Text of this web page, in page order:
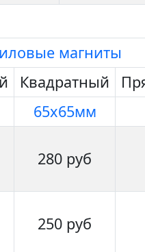
магниты
Квадратный
65х65мм
280 руб
250 руб